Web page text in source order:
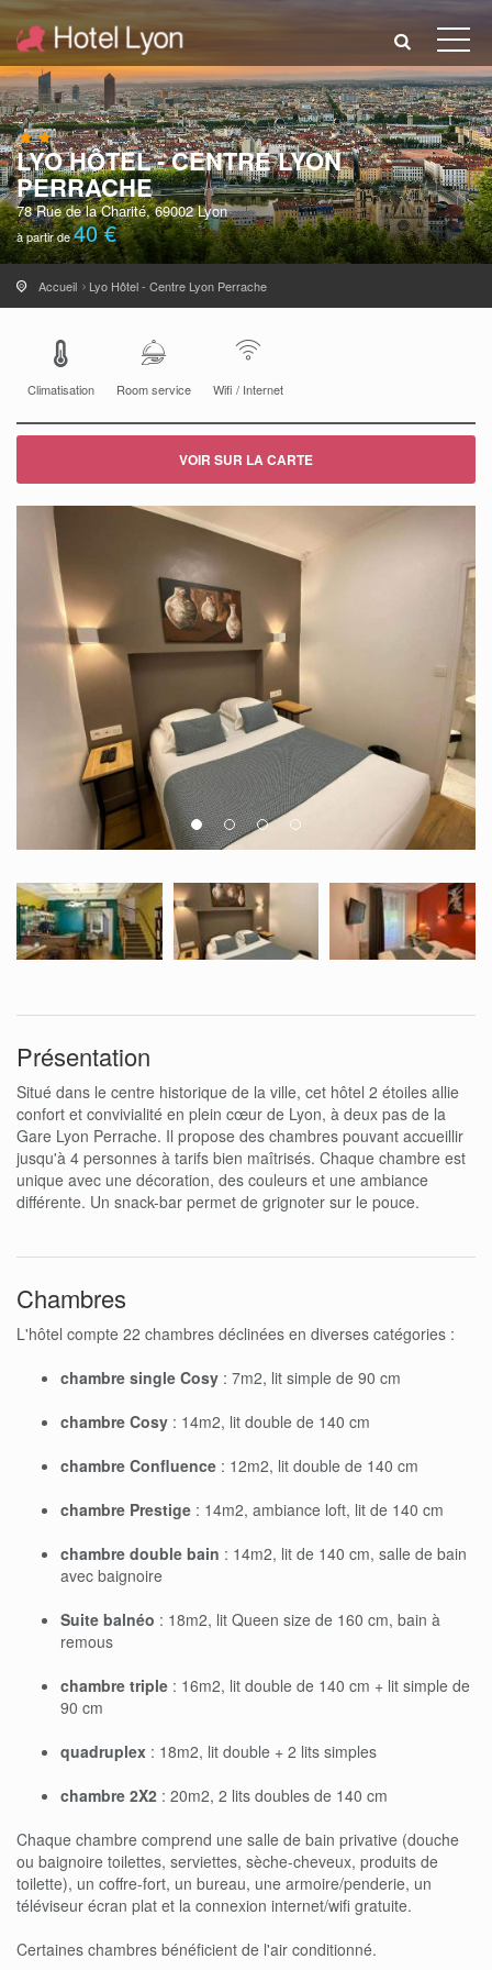
LYO HÔTEL - CENTRE LYON
PERRACHE
78 Rue de la Charité, 69002 Lyon
à partir de40 €
Accueil Lyo Hôtel - Centre Lyon Perrache
Climatisation Room service Wifi / Internet
VOIR SUR LA CARTE
Présentation
Situé dans le centre historique de la ville, cet hôtel 2 étoiles allie
confort et convivialité en plein cœur de Lyon, à deux pas de la
Gare Lyon Perrache. Il propose des chambres pouvant accueillir
jusqu'à 4 personnes à tarifs bien maîtrisés. Chaque chambre est
unique avec une décoration, des couleurs et une ambiance
différente. Un snack-bar permet de grignoter sur le pouce.
Chambres
L'hôtel compte 22 chambres déclinées en diverses catégories :
chambre single Cosy : 7m2, lit simple de 90 cm
chambre Cosy : 14m2, lit double de 140 cm
chambre Confluence : 12m2, lit double de 140 cm
chambre Prestige : 14m2, ambiance loft, lit de 140 cm
chambre double bain : 14m2, lit de 140 cm, salle de bain
avec baignoire
Suite balnéo : 18m2, lit Queen size de 160 cm, bain à
remous
chambre triple : 16m2, lit double de 140 cm + lit simple de
90 cm
quadruplex : 18m2, lit double + 2 lits simples
chambre 2X2 : 20m2, 2 lits doubles de 140 cm
Chaque chambre comprend une salle de bain privative (douche
ou baignoire toilettes, serviettes, sèche-cheveux, produits de
toilette), un coffre-fort, un bureau, une armoire/penderie, un
téléviseur écran plat et la connexion internet/wifi gratuite.
Certaines chambres bénéficient de l'air conditionné.